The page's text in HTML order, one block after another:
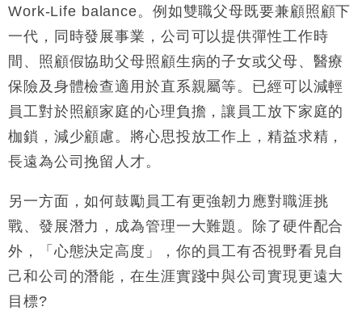
12:44
財經｜日本春季三度入市撐日圓 4月單日斥6.28萬億
日圓干預創新高
11:12
國際｜特朗普料美伊戰事快結束 承認部分彈藥庫存緊
張
15:59
財經｜SA售股自救後再出手 斥4億美元押注未上市公
司
Work-Life balance。例如雙職父母既要兼顧照顧下
一代，同時發展事業，公司可以提供彈性工作時
間、照顧假協助父母照顧生病的子女或父母、醫療
保險及身體檢查適用於直系親屬等。已經可以減輕
員工對於照顧家庭的心理負擔，讓員工放下家庭的
枷鎖，減少顧慮。將心思投放工作上，精益求精，
長遠為公司挽留人才。
另一方面，如何鼓勵員工有更強韌力應對職涯挑
戰、發展潛力，成為管理一大難題。除了硬件配合
外，「心態決定高度」，你的員工有否視野看見自
己和公司的潛能，在生涯實踐中與公司實現更遠大
目標?